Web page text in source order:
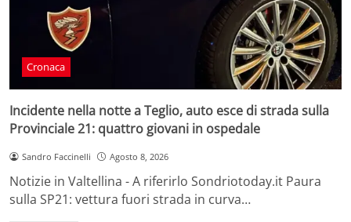
Cronaca
Incidente nella notte a Teglio, auto esce di strada sulla
Provinciale 21: quattro giovani in ospedale
Sandro Faccinelli Agosto 8, 2026
Notizie in Valtellina - A riferirlo Sondriotoday.it Paura
sulla SP21: vettura fuori strada in curva…